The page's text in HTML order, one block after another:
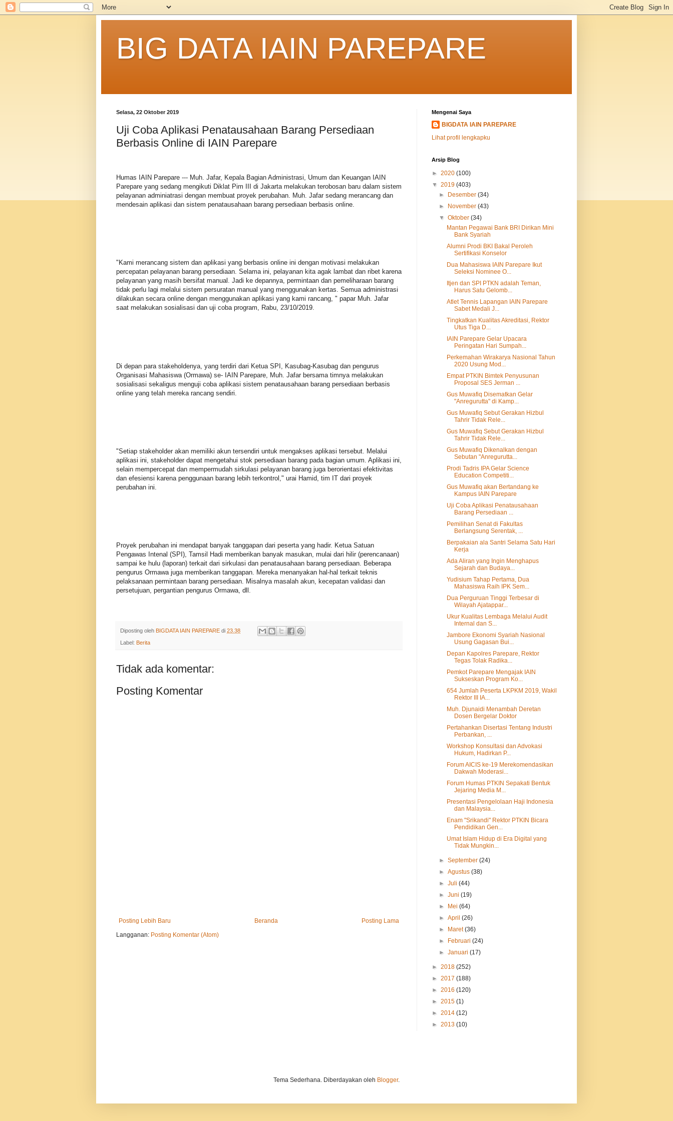
BIG DATA IAIN PAREPARE
Selasa, 22 Oktober 2019
Uji Coba Aplikasi Penatausahaan Barang Persediaan
Berbasis Online di IAIN Parepare
Humas IAIN Parepare --- Muh. Jafar, Kepala Bagian Administrasi, Umum dan Keuangan IAIN
Parepare yang sedang mengikuti Diklat Pim III di Jakarta melakukan terobosan baru dalam sistem
pelayanan adminiatrasi dengan membuat proyek perubahan. Muh. Jafar sedang merancang dan
mendesain aplikasi dan sistem penatausahaan barang persediaan berbasis online.
"Kami merancang sistem dan aplikasi yang berbasis online ini dengan motivasi melakukan
percepatan pelayanan barang persediaan. Selama ini, pelayanan kita agak lambat dan ribet karena
pelayanan yang masih bersifat manual. Jadi ke depannya, permintaan dan pemeliharaan barang
tidak perlu lagi melalui sistem persuratan manual yang menggunakan kertas. Semua administrasi
dilakukan secara online dengan menggunakan aplikasi yang kami rancang, " papar Muh. Jafar
saat melakukan sosialisasi dan uji coba program, Rabu, 23/10/2019.
Di depan para stakeholdenya, yang terdiri dari Ketua SPI, Kasubag-Kasubag dan pengurus
Organisasi Mahasiswa (Ormawa) se- IAIN Parepare, Muh. Jafar bersama timnya melakukan
sosialisasi sekaligus menguji coba aplikasi sistem penatausahaan barang persediaan berbasis
online yang telah mereka rancang sendiri.
"Setiap stakeholder akan memiliki akun tersendiri untuk mengakses aplikasi tersebut. Melalui
aplikasi ini, stakeholder dapat mengetahui stok persediaan barang pada bagian umum. Aplikasi ini,
selain mempercepat dan mempermudah sirkulasi pelayanan barang juga berorientasi efektivitas
dan efesiensi karena penggunaan barang lebih terkontrol," urai Hamid, tim IT dari proyek
perubahan ini.
Proyek perubahan ini mendapat banyak tanggapan dari peserta yang hadir. Ketua Satuan
Pengawas Intenal (SPI), Tamsil Hadi memberikan banyak masukan, mulai dari hilir (perencanaan)
sampai ke hulu (laporan) terkait dari sirkulasi dan penatausahaan barang persediaan. Beberapa
pengurus Ormawa juga memberikan tanggapan. Mereka menanyakan hal-hal terkait teknis
pelaksanaan permintaan barang persediaan. Misalnya masalah akun, kecepatan validasi dan
persetujuan, pergantian pengurus Ormawa, dll.
Diposting oleh BIGDATA IAIN PAREPARE di 23.38
Label: Berita
Tidak ada komentar:
Posting Komentar
Posting Lebih Baru Posting Lama
Beranda
Langganan: Posting Komentar (Atom)
Mengenai Saya
BIGDATA IAIN PAREPARE
Lihat profil lengkapku
Arsip Blog
► 2020 (100)
▼ 2019 (403)
►
Desember(34)
►
November(43)
▼Oktober(34)
Mantan Pegawai Bank BRI Dirikan Mini
Bank Syariah
Alumni Prodi BKI Bakal Peroleh
Sertifikasi Konselor
Dua Mahasiswa IAIN Parepare Ikut
Seleksi Nominee O...
Itjen dan SPI PTKN adalah Teman,
Harus Satu Gelomb...
Atlet Tennis Lapangan IAIN Parepare
Sabet Medali J...
Tingkatkan Kualitas Akreditasi, Rektor
Utus Tiga D...
IAIN Parepare Gelar Upacara
Peringatan Hari Sumpah...
Perkemahan Wirakarya Nasional Tahun
2020 Usung Mod...
Empat PTKIN Bimtek Penyusunan
Proposal SES Jerman ...
Gus Muwafiq Disematkan Gelar
"Anregurutta" di Kamp...
Gus Muwafiq Sebut Gerakan Hizbul
Tahrir Tidak Rele...
Gus Muwafiq Sebut Gerakan Hizbul
Tahrir Tidak Rele...
Gus Muwafiq Dikenalkan dengan
Sebutan "Anregurutta...
Prodi Tadris IPA Gelar Science
Education Competiti...
Gus Muwafiq akan Bertandang ke
Kampus IAIN Parepare
Uji Coba Aplikasi Penatausahaan
Barang Persediaan ...
Pemilihan Senat di Fakultas
Berlangsung Serentak, ...
Berpakaian ala Santri Selama Satu Hari
Kerja
Ada Aliran yang Ingin Menghapus
Sejarah dan Budaya...
Yudisium Tahap Pertama, Dua
Mahasiswa Raih IPK Sem...
Dua Perguruan Tinggi Terbesar di
Wilayah Ajatappar...
Ukur Kualitas Lembaga Melalui Audit
Internal dan S...
Jambore Ekonomi Syariah Nasional
Usung Gagasan Bui...
Depan Kapolres Parepare, Rektor
Tegas Tolak Radika...
Pemkot Parepare Mengajak IAIN
Sukseskan Program Ko...
654 Jumlah Peserta LKPKM 2019, Wakil
Rektor III IA...
Muh. Djunaidi Menambah Deretan
Dosen Bergelar Doktor
Pertahankan Disertasi Tentang Industri
Perbankan, ...
Workshop Konsultasi dan Advokasi
Hukum, Hadirkan P...
Forum AICIS ke-19 Merekomendasikan
Dakwah Moderasi...
Forum Humas PTKIN Sepakati Bentuk
Jejaring Media M...
Presentasi Pengelolaan Haji Indonesia
dan Malaysia...
Enam "Srikandi" Rektor PTKIN Bicara
Pendidikan Gen...
Umat Islam Hidup di Era Digital yang
Tidak Mungkin...
►September(24)
►Agustus(38)
►Juli(44)
►Juni(19)
►
Mei(64)
►April(26)
►
Maret(36)
►
Februari(24)
►Januari(17)
► 2018 (252)
► 2017 (188)
► 2016 (120)
► 2015 (1)
► 2014 (12)
► 2013 (10)
Tema Sederhana. Diberdayakan oleh Blogger.